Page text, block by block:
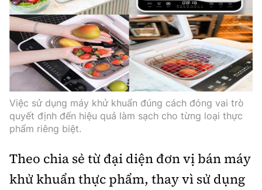
Việc sử dụng máy khử khuẩn đúng cách đóng vai trò
quyết định đến hiệu quả làm sạch cho từng loại thực
phẩm riêng biệt.
Theo chia sẻ từ đại diện đơn vị bán máy
khử khuẩn thực phẩm, thay vì sử dụng